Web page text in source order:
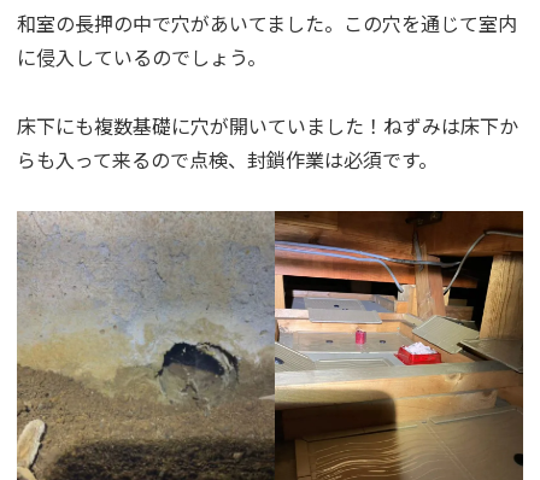
和室の長押の中で穴があいてました。この穴を通じて室内
に侵入しているのでしょう。
床下にも複数基礎に穴が開いていました！ねずみは床下か
らも入って来るので点検、封鎖作業は必須です。